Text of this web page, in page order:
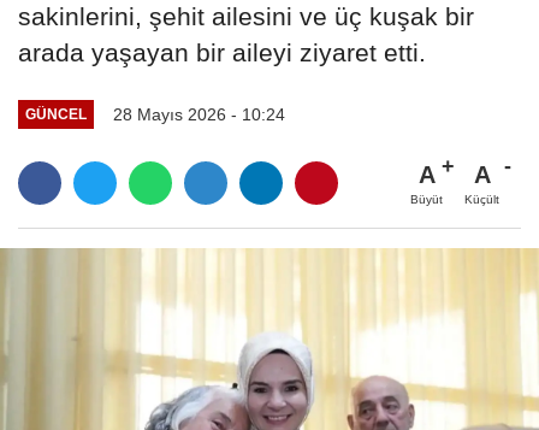
sakinlerini, şehit ailesini ve üç kuşak bir
arada yaşayan bir aileyi ziyaret etti.
GÜNCEL 28 Mayıs 2026 - 10:24
A
Büyüt
A
Küçült